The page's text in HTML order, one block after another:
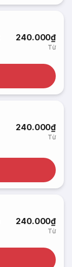
240.000₫
Từ
240.000₫
Từ
240.000₫
Từ